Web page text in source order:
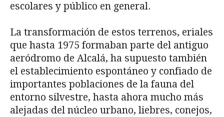
escolares y público en general.
La transformación de estos terrenos, eriales
que hasta 1975 formaban parte del antiguo
aeródromo de Alcalá, ha supuesto también
el establecimiento espontáneo y confiado de
importantes poblaciones de la fauna del
entorno silvestre, hasta ahora mucho más
alejadas del núcleo urbano, liebres, conejos,